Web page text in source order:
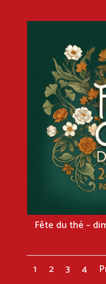
Fête du thé –
1 2 3 4